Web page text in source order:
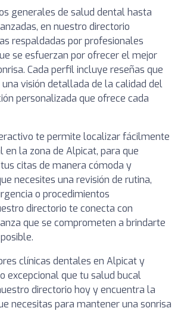
generales de salud dental hasta
en nuestro directorio
respaldadas por profesionales
se esfuerzan por ofrecer el mejor
Cada perfil incluye reseñas que
visión detallada de la calidad del
personalizada que ofrece cada
te permite localizar fácilmente
en la zona de Alpicat, para que
citas de manera cómoda y
necesites una revisión de rutina,
o procedimientos
directorio te conecta con
que se comprometen a brindarte
clínicas dentales en Alpicat y
excepcional que tu salud bucal
directorio hoy y encuentra la
necesitas para mantener una sonrisa